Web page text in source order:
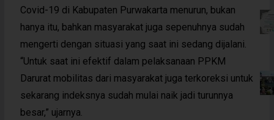
Covid-19 di Kabupaten Purwakarta menurun, bukan
hanya itu, bahkan masyarakat juga sepenuhnya sudah
mengerti dengan situasi yang saat ini sedang dijalani.
“Untuk saat ini efektif dalam pelaksanaan PPKM
Darurat mobilitas dari masyarakat juga terkoreksi untuk
sekarang indeksnya sudah mulai naik jadi turunnya
besar,” ujarnya.